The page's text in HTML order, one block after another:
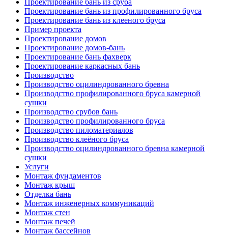
Проектирование бань из сруба
Проектирование бань из профилированного бруса
Проектирование бань из клееного бруса
Пример проекта
Проектирование домов
Проектирование домов-бань
Проектирование бань фахверк
Проектирование каркасных бань
Производство
Производство оцилиндрованного бревна
Производство профилированного бруса камерной
сушки
Производство срубов бань
Производство профилированного бруса
Производство пиломатериалов
Производство клеёного бруса
Производство оцилиндрованного бревна камерной
сушки
Услуги
Монтаж фундаментов
Монтаж крыш
Отделка бань
Монтаж инженерных коммуникаций
Монтаж стен
Монтаж печей
Монтаж бассейнов